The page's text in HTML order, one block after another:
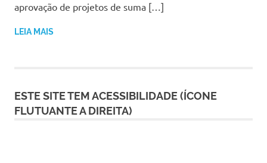
aprovação de projetos de suma […]
LEIA MAIS
ESTE SITE TEM ACESSIBILIDADE (ÍCONE
FLUTUANTE A DIREITA)